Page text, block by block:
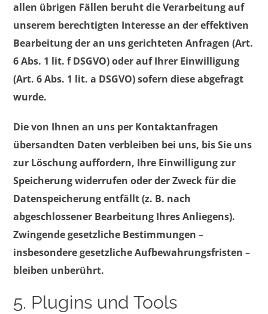
allen übrigen Fällen beruht die Verarbeitung auf
unserem berechtigten Interesse an der effektiven
Bearbeitung der an uns gerichteten Anfragen (Art.
6 Abs. 1 lit. f DSGVO) oder auf Ihrer Einwilligung
(Art. 6 Abs. 1 lit. a DSGVO) sofern diese abgefragt
wurde.
Die von Ihnen an uns per Kontaktanfragen
übersandten Daten verbleiben bei uns, bis Sie uns
zur Löschung auffordern, Ihre Einwilligung zur
Speicherung widerrufen oder der Zweck für die
Datenspeicherung entfällt (z. B. nach
abgeschlossener Bearbeitung Ihres Anliegens).
Zwingende gesetzliche Bestimmungen –
insbesondere gesetzliche Aufbewahrungsfristen –
bleiben unberührt.
5. Plugins und Tools